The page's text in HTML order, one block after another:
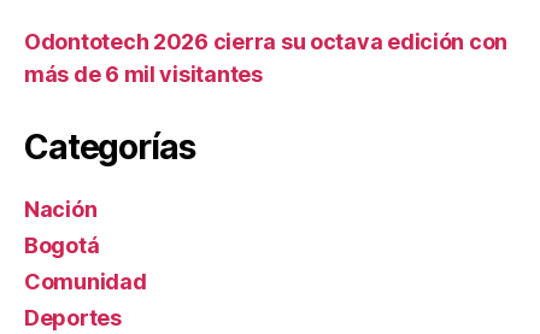
Odontotech 2026 cierra su octava edición con
más de 6 mil visitantes
Categorías
Nación
Bogotá
Comunidad
Deportes